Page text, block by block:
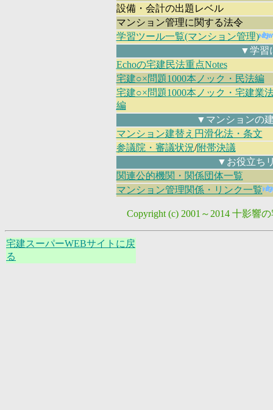
設備・会計の出題レベル
マンション管理に関する法令
学習ツール一覧(マンション管理)
▼学習
Echoの宅建民法重点Notes
宅建○×問題1000本ノック・民法編
宅建○×問題1000本ノック・宅建業
編
▼マンションの
マンション建替え円滑化法・条文
参議院・審議状況/附帯決議
▼お役立ち
関連公的機関・関係団体一覧
マンション管理関係・リンク一覧
Copyright (c) 2001～2014 十影響
宅建スーパーWEBサイトに戻
る